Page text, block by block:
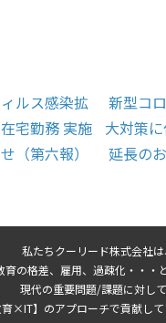
新型コ
大対策
延長の
ルス感染拡
宅勤務 実施
（第六報）
私たちクーリード株式会社は
育の格差、雇用、過疎化・・・
現代の重要問題/課題に対して
育×IT】のアプローチで貢献して